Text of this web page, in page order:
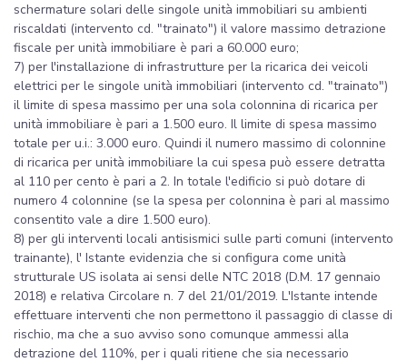
schermature solari delle singole unità immobiliari su ambienti
riscaldati (intervento cd. "trainato") il valore massimo detrazione
fiscale per unità immobiliare è pari a 60.000 euro;
7) per l'installazione di infrastrutture per la ricarica dei veicoli
elettrici per le singole unità immobiliari (intervento cd. "trainato")
il limite di spesa massimo per una sola colonnina di ricarica per
unità immobiliare è pari a 1.500 euro. Il limite di spesa massimo
totale per u.i.: 3.000 euro. Quindi il numero massimo di colonnine
di ricarica per unità immobiliare la cui spesa può essere detratta
al 110 per cento è pari a 2. In totale l'edificio si può dotare di
numero 4 colonnine (se la spesa per colonnina è pari al massimo
consentito vale a dire 1.500 euro).
8) per gli interventi locali antisismici sulle parti comuni (intervento
trainante), l' Istante evidenzia che si configura come unità
strutturale US isolata ai sensi delle NTC 2018 (D.M. 17 gennaio
2018) e relativa Circolare n. 7 del 21/01/2019. L'Istante intende
effettuare interventi che non permettono il passaggio di classe di
rischio, ma che a suo avviso sono comunque ammessi alla
detrazione del 110%, per i quali ritiene che sia necessario